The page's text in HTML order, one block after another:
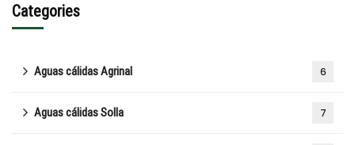
Categories
Aguas cálidas Agrinal 6
Aguas cálidas Solla 7